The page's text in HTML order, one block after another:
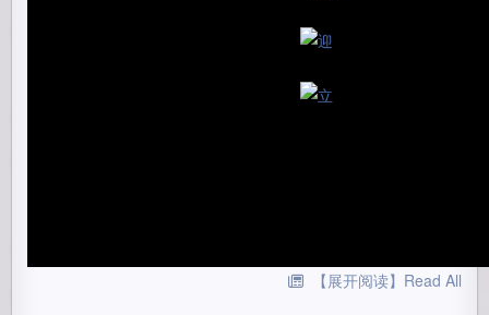
【展开阅读】Read All